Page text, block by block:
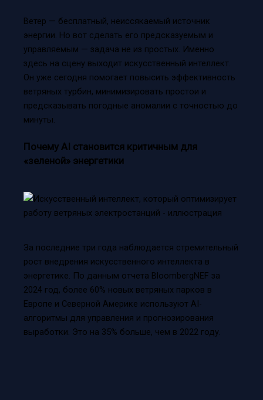
Ветер — бесплатный, неиссякаемый источник
энергии. Но вот сделать его предсказуемым и
управляемым — задача не из простых. Именно
здесь на сцену выходит искусственный интеллект.
Он уже сегодня помогает повысить эффективность
ветряных турбин, минимизировать простои и
предсказывать погодные аномалии с точностью до
минуты.
Почему AI становится критичным для
«зеленой» энергетики
За последние три года наблюдается стремительный
рост внедрения искусственного интеллекта в
энергетике. По данным отчета BloombergNEF за
2024 год, более 60% новых ветряных парков в
Европе и Северной Америке используют AI-
алгоритмы для управления и прогнозирования
выработки. Это на 35% больше, чем в 2022 году.